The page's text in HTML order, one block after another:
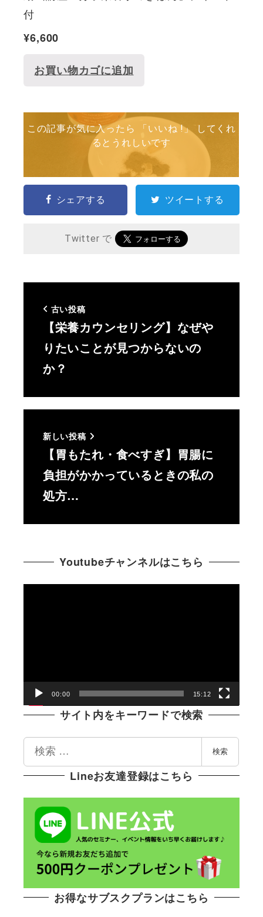
付
¥6,600
お買い物カゴに追加
この記事が気に入ったら 「いいね !」 してくれ
るとうれしいです
シェアする ツイートする
Twitter で
古い投稿
【栄養カウンセリング】なぜや
りたいことが見つからないの
か？
新しい投稿
【胃もたれ・食べすぎ】胃腸に
負担がかかっているときの私の
処方…
Youtubeチャンネルはこちら
00:00 15:12
サイト内をキーワードで検索
索
検索
Lineお友達登録はこちら
お得なサブスクプランはこちら